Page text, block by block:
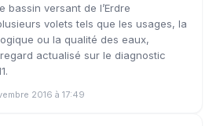
bassin versant de l’Erdre
volets tels que les usages, la
ou la qualité des eaux,
actualisé sur le diagnostic
2016 à 17:49